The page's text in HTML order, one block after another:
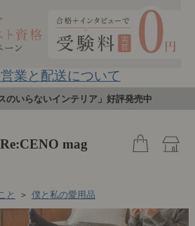
業と配送について
のいらないインテリア」好評発売中
と ＞ 僕と私の愛用品